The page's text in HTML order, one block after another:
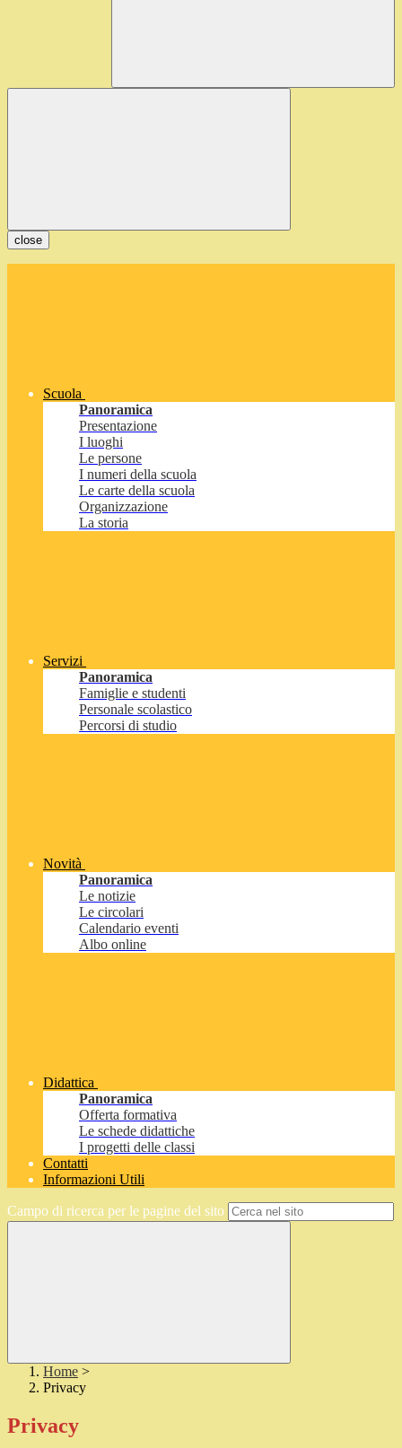
close
Scuola
Panoramica
Presentazione
I luoghi
Le persone
I numeri della scuola
Le carte della scuola
Organizzazione
La storia
Servizi
Panoramica
Famiglie e studenti
Personale scolastico
Percorsi di studio
Novità
Panoramica
Le notizie
Le circolari
Calendario eventi
Albo online
Didattica
Panoramica
Offerta formativa
Le schede didattiche
I progetti delle classi
Contatti
Informazioni Utili
Campo di ricerca per le pagine del sito
Home >
Privacy
Privacy